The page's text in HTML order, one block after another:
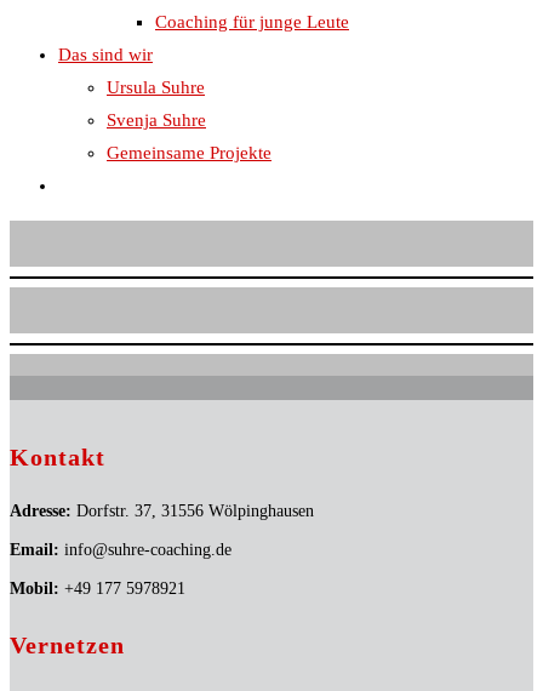
Coaching für junge Leute
Das sind wir
Ursula Suhre
Svenja Suhre
Gemeinsame Projekte
Suche
Kontakt
Adresse: Dorfstr. 37, 31556 Wölpinghausen
Email: info@suhre-coaching.de
Mobil: +49 177 5978921
Vernetzen